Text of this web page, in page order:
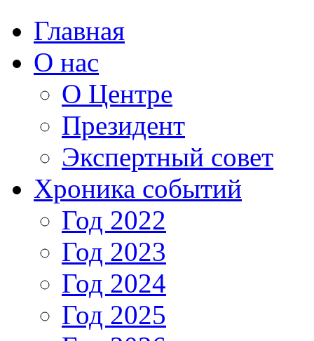
Главная
О нас
О Центре
Президент
Экспертный совет
Хроника событий
Год 2022
Год 2023
Год 2024
Год 2025